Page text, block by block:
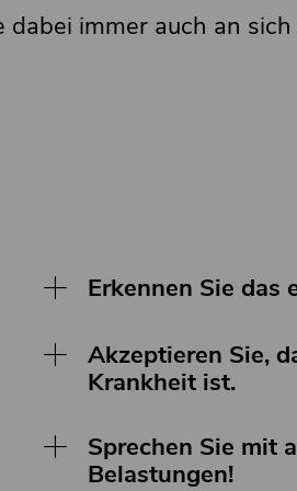
dabei immer auch an
Erkennen Sie das
Sie Ihrem Gefühl, dass
Gegner, dem wir uns
Akzeptieren Sie,
Krankheit ist.
auch. Informieren Sie sich
Behandlungsangebote,
Sprechen Sie mit
Belastungen!